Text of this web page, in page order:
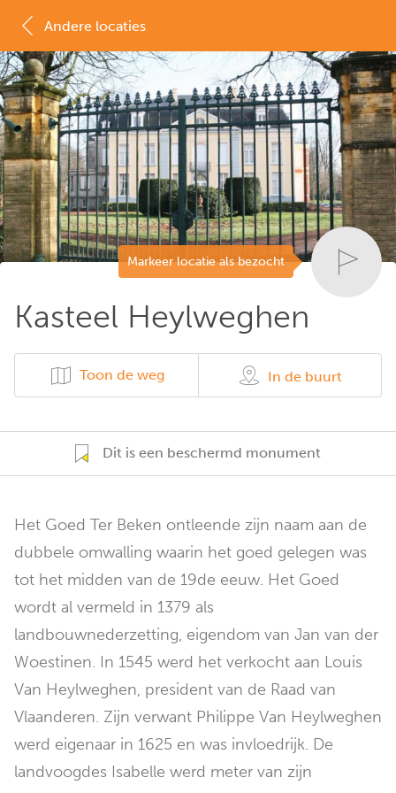
Markeer locatie als bezocht
Kasteel Heylweghen
Toon de weg In de buurt
Dit is een beschermd monument
Het Goed Ter Beken ontleende zijn naam aan de
dubbele omwalling waarin het goed gelegen was
tot het midden van de 19de eeuw. Het Goed
wordt al vermeld in 1379 als
landbouwnederzetting, eigendom van Jan van der
Woestinen. In 1545 werd het verkocht aan Louis
Van Heylweghen, president van de Raad van
Vlaanderen. Zijn verwant Philippe Van Heylweghen
werd eigenaar in 1625 en was invloedrijk. De
landvoogdes Isabelle werd meter van zijn
Andere locaties
MAP LIJST